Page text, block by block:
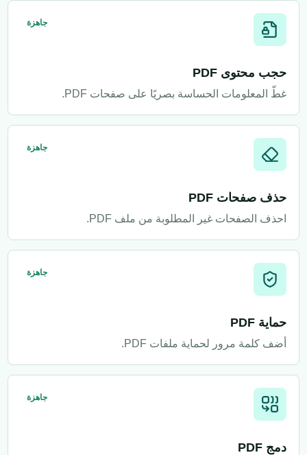
جاهزة
حجب محتوى PDF
غطّ المعلومات الحساسة بصريًا على صفحات PDF.
جاهزة
حذف صفحات PDF
احذف الصفحات غير المطلوبة من ملف PDF.
جاهزة
حماية PDF
أضف كلمة مرور لحماية ملفات PDF.
جاهزة
دمج PDF